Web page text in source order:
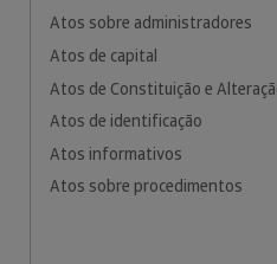
Atos sobre administradores
Atos de capital
Atos de Constituição e
Atos de identificação
Atos informativos
Atos sobre procedimentos